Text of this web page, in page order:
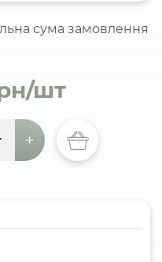
сума замовлення
шт
+